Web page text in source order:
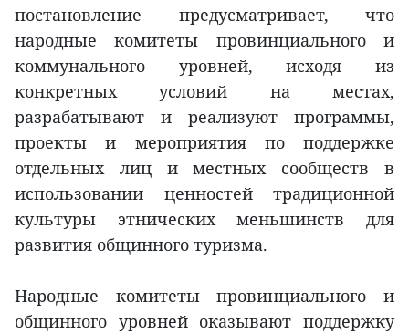
постановление предусматривает, что
народные комитеты провинциального и
коммунального уровней, исходя из
конкретных условий на местах,
разрабатывают и реализуют программы,
проекты и мероприятия по поддержке
отдельных лиц и местных сообществ в
использовании ценностей традиционной
культуры этнических меньшинств для
развития общинного туризма.
Народные комитеты провинциального и
общинного уровней оказывают поддержку